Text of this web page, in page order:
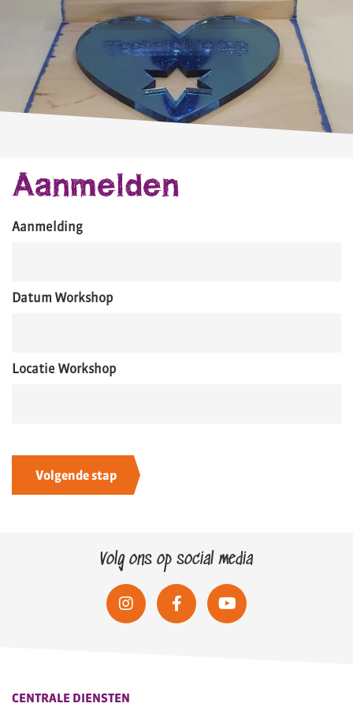
Aanmelden
Aanmelding
Datum Workshop
Locatie Workshop
Volg ons op social media
CENTRALE DIENSTEN